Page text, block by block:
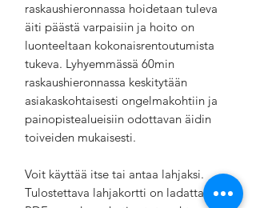
raskaushieronnassa hoidetaan tuleva
äiti päästä varpaisiin ja hoito on
luonteeltaan kokonaisrentoutumista
tukeva. Lyhyemmässä 60min
raskaushieronnassa keskitytään
asiakaskohtaisesti ongelmakohtiin ja
painopistealueisiin odottavan äidin
toiveiden mukaisesti.
Voit käyttää itse tai antaa lahjaksi.
Tulostettava lahjakortti on ladattavissa